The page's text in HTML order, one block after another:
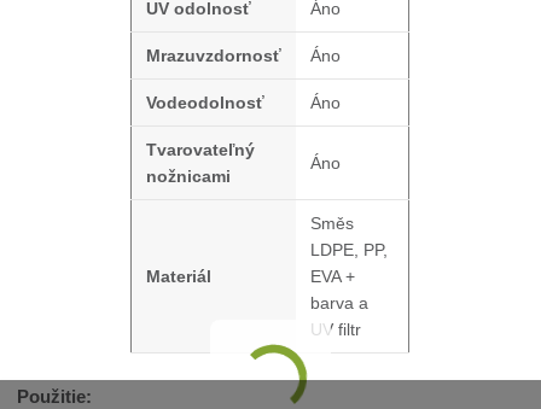
UV odolnosť Áno
Mrazuvzdornosť Áno
Vodeodolnosť Áno
Tvarovateľný
nožnicami
Áno
Materiál
Směs
LDPE, PP,
EVA +
barva a
UV filtr
Použitie: